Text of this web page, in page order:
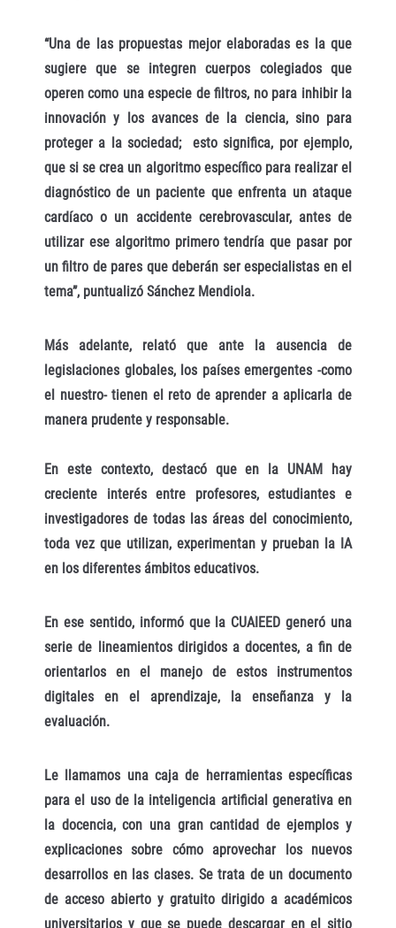
“Una de las propuestas mejor elaboradas es la que
sugiere que se integren cuerpos colegiados que
operen como una especie de filtros, no para inhibir la
innovación y los avances de la ciencia, sino para
proteger a la sociedad; esto significa, por ejemplo,
que si se crea un algoritmo específico para realizar el
diagnóstico de un paciente que enfrenta un ataque
cardíaco o un accidente cerebrovascular, antes de
utilizar ese algoritmo primero tendría que pasar por
un filtro de pares que deberán ser especialistas en el
tema”, puntualizó Sánchez Mendiola.
Más adelante, relató que ante la ausencia de
legislaciones globales, los países emergentes -como
el nuestro- tienen el reto de aprender a aplicarla de
manera prudente y responsable.
En este contexto, destacó que en la UNAM hay
creciente interés entre profesores, estudiantes e
investigadores de todas las áreas del conocimiento,
toda vez que utilizan, experimentan y prueban la IA
en los diferentes ámbitos educativos.
En ese sentido, informó que la CUAIEED generó una
serie de lineamientos dirigidos a docentes, a fin de
orientarlos en el manejo de estos instrumentos
digitales en el aprendizaje, la enseñanza y la
evaluación.
Le llamamos una caja de herramientas específicas
para el uso de la inteligencia artificial generativa en
la docencia, con una gran cantidad de ejemplos y
explicaciones sobre cómo aprovechar los nuevos
desarrollos en las clases. Se trata de un documento
de acceso abierto y gratuito dirigido a académicos
universitarios y que se puede descargar en el sitio